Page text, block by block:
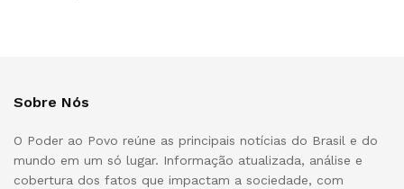
Sobre Nós
O Poder ao Povo reúne as principais notícias do Brasil e do
mundo em um só lugar. Informação atualizada, análise e
cobertura dos fatos que impactam a sociedade, com